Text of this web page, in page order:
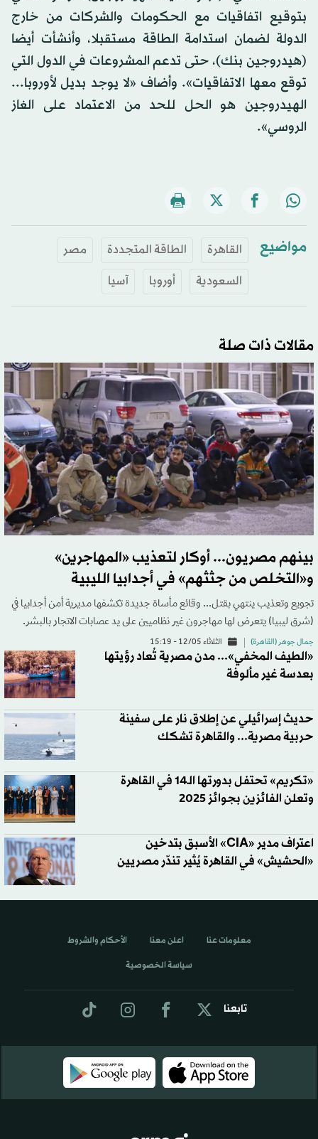
بتوقيع اتفاقيات مع الحكومات والشركات من خارج
الدولة لضمان استدامة الطاقة مستقبلا، وأنشأت أيضا
(هيدروجين بنك)، حتى تدعم المشروعات في الدول التي
توقع معها الاتفاقيات». وأضاف «لا يوجد بديل لأوروبا...
الهيدروجين هو الحل للحد من الاعتماد على الغاز
الروسي».
مواضيع القاهرة الطاقة المتجددة
مصر
السعودية
أوروبا آسيا
مقالات ذات صلة
بينهم مصريون... أوكار لتعذيب «المهاجرين»
و«التخلص من جثثهم» في أجدابيا الليبية
تجويع وتعذيب ينتهي بقتل... وقائع مأساة جديدة تكشفها مديرية أمن أجدابيا في
(شرق ليبيا) يتعرض لها مهاجرون غير نظاميين على يد عصابات الاتجار بالبشر.
جمال جوهر (القاهرة) الثلاثاء 12/05 - 15:19
«الطيف المخفي»... مدن مصرية تُعاد رؤيتها
بعدسة غير مألوفة
حديث إسرائيلي عن إطلاق نار على سفينة
حربية مصرية... والقاهرة تشكك
«تكريم» تحتفل بدورتها الـ14 في القاهرة
وتعلن الفائزين بجوائز 2025
اعتراف مدير «CIA» الأسبق بتدخين
«الحشيش» في القاهرة يُثير تندّر مصريين
تابعنا
معلومات عنا اعلن معنا الأحكام والشروط
سياسة الخصوصية